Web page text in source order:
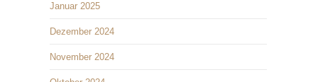
Januar 2025
Dezember 2024
November 2024